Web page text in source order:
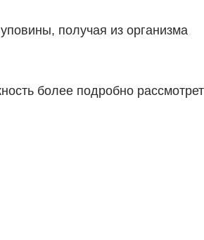
получая из организма
более подробно